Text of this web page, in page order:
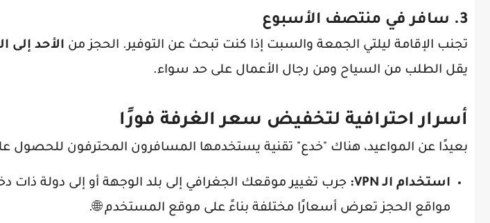
3. سافر في منتصف الأسبوع
تجنب الإقامة ليلتي الجمعة والسبت إذا كنت تبحث عن التوفير. الحجز من الأحد
يقل الطلب من السياح ومن رجال الأعمال على حد سواء.
أسرار احترافية لتخفيض سعر الغرفة فورًا
بعيدًا عن المواعيد، هناك "خدع" تقنية يستخدمها المسافرون المحترفون للحصول
استخدام الـ VPN:
جرب تغيير موقعك الجغرافي إلى بلد الوجهة أو إلى دولة
مواقع الحجز تعرض أسعارًا مختلفة بناءً على موقع المستخدم 🌐.